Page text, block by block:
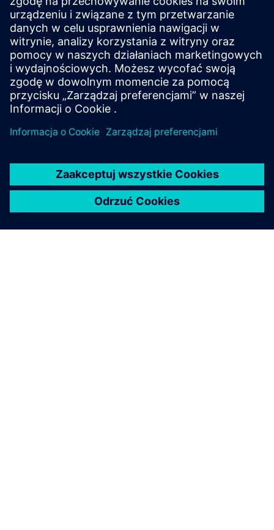
Improve efficiency of multi-physics testing in
demanding environments using robust, flexible and
high-performance data acquisition systems with
remote connectivity.